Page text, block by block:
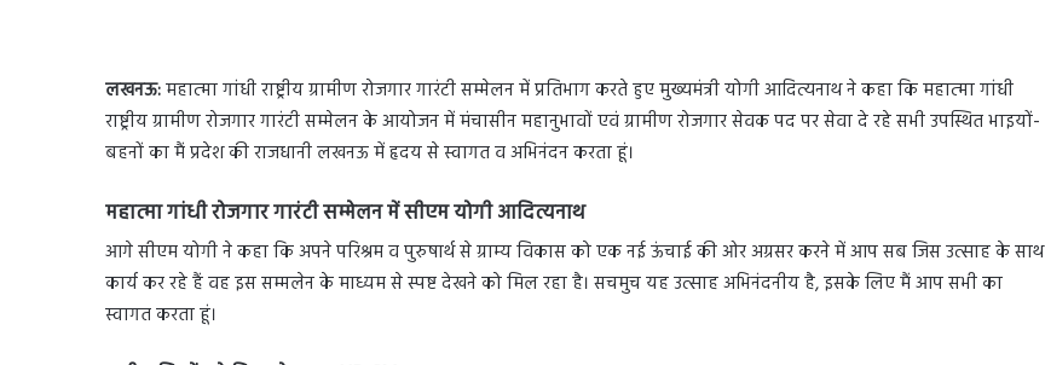
लखनऊ:महात्मा गांधी राष्ट्रीय ग्रामीण रोजगार गारंटी सम्मेलन में प्रतिभाग करते हुए मुख्यमंत्री योगी आदित्यनाथ ने कहा कि महात्मा गांधी
राष्ट्रीय ग्रामीण रोजगार गारंटी सम्मेलन के आयोजन में मंचासीन महानुभावों एवं ग्रामीण रोजगार सेवक पद पर सेवा दे रहे सभी उपस्थित भाइयों-
बहनों का मैं प्रदेश की राजधानी लखनऊ में हृदय से स्वागत व अभिनंदन करता हूं।
महात्मा गांधी रोजगार गारंटी सम्मेलन में सीएम योगी आदित्यनाथ
आगे सीएम योगी ने कहा कि अपने परिश्रम व पुरुषार्थ से ग्राम्य विकास को एक नई ऊंचाई की ओर अग्रसर करने में आप सब जिस उत्साह के साथ
कार्य कर रहे हैं वह इस सम्मलेन के माध्यम से स्पष्ट देखने को मिल रहा है। सचमुच यह उत्साह अभिनंदनीय है, इसके लिए मैं आप सभी का
स्वागत करता हूं।